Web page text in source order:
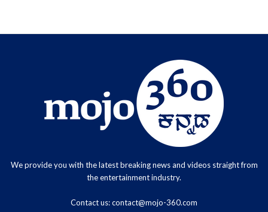
We provide you with the latest breaking news and videos straight from
the entertainment industry.
Contact us:contact@mojo-360.com